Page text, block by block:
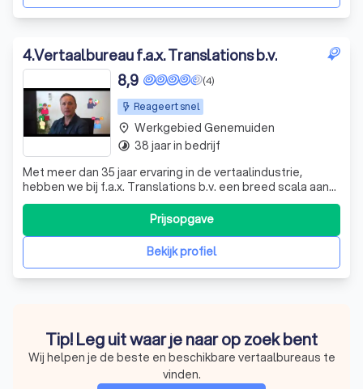
4.Vertaalbureau f.a.x. Translations b.v.
Reageert snel
(4)
8,9
Met meer dan 35 jaar ervaring in de vertaalindustrie,
hebben we bij f.a.x. Translations b.v. een breed scala aan
klanten mogen helpen. Onze passie is om jouw
boodschap over te brengen in elke taal die je nodig hebt.
Of je nu een enkel woord of een groot project in 26
verschillende talen wilt vertale
Bekijk profiel
Prijsopgave
place Werkgebied Genemuiden
timelapse 38 jaar in bedrijf
Tip! Leg uit waar je naar op zoek bent
Wij helpen je de beste en beschikbare vertaalbureaus te
vinden.